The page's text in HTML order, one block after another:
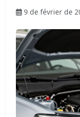
9 de février de